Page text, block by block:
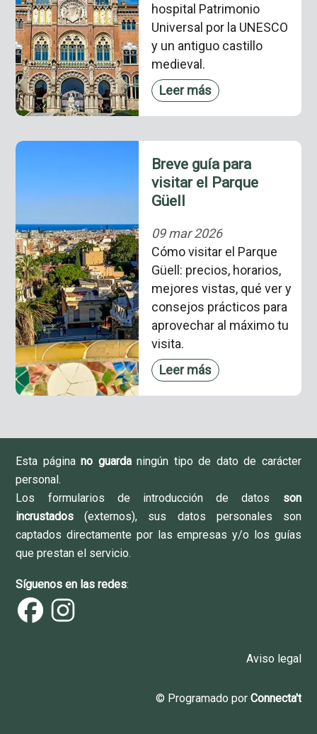
hospital Patrimonio
Universal por la UNESCO
y un antiguo castillo
medieval.
Leer más
Breve guía para
visitar el Parque
Güell
09 mar 2026
Cómo visitar el Parque
Güell: precios, horarios,
mejores vistas, qué ver y
consejos prácticos para
aprovechar al máximo tu
visita.
Leer más
Esta páginano guardaningún tipo de dato de carácter
personal.
Los formularios de introducción de datos son
incrustados (externos), sus datos personales son
captados directamente por las empresas y/o los guías
que prestan el servicio.
Síguenos en las redes:
Aviso legal
© Programado por Connecta't